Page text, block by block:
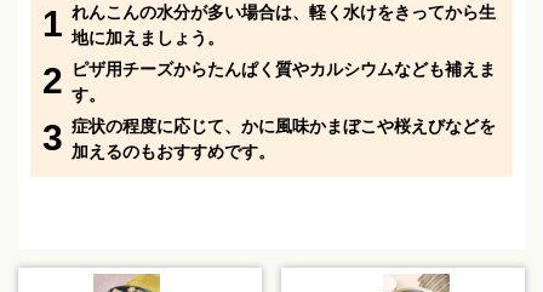
1 れんこんの水分が多い場合は、軽く水けをきってから生
地に加えましょう。
2
ピザ用チーズからたんぱく質やカルシウムなども補えま
す。
3 症状の程度に応じて、かに風味かまぼこや桜えびなどを
加えるのもおすすめです。